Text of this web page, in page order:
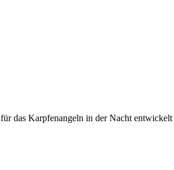
Karpfenangeln in der Nacht